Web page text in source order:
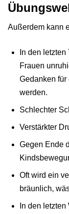
Außerdem kann
In den
Frauen
Gedanken
werden.
Schlechter
Verstärkter
Gegen Ende
Oft wird ein
bräunlich,
In den